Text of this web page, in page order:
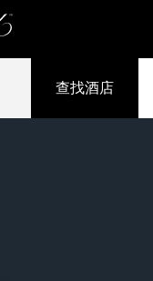
查找酒店